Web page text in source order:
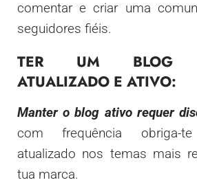
comentar e criar uma
seguidores fiéis.
TER UM BLOG
ATUALIZADO E ATIVO:
Manter o blog ativo requer
com frequência obriga-
atualizado nos temas mais
tua marca.